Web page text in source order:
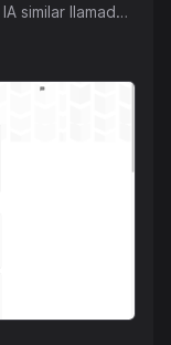
similar llamada
en
recordar
para conciliar el
gama de
Primera Guerra
infancia. A
en los
recuperación
productos
día.